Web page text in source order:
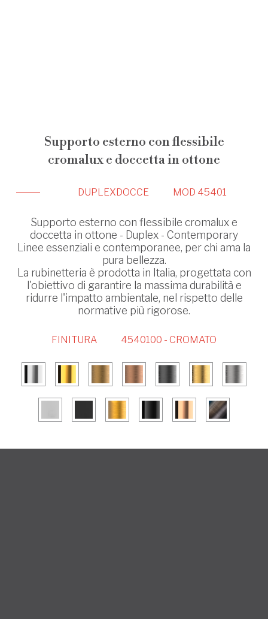
Supporto esterno con flessibile
cromalux e doccetta in ottone
DUPLEX DOCCE MOD 45401
Supporto esterno con flessibile cromalux e
doccetta in ottone - Duplex - Contemporary
Linee essenziali e contemporanee, per chi ama la
pura bellezza.
La rubinetteria è prodotta in Italia, progettata con
l'obiettivo di garantire la massima durabilità e
ridurre l'impatto ambientale, nel rispetto delle
normative più rigorose.
FINITURA 4540100 - CROMATO